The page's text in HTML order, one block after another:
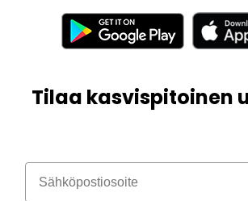
Tilaa kasvispitoinen